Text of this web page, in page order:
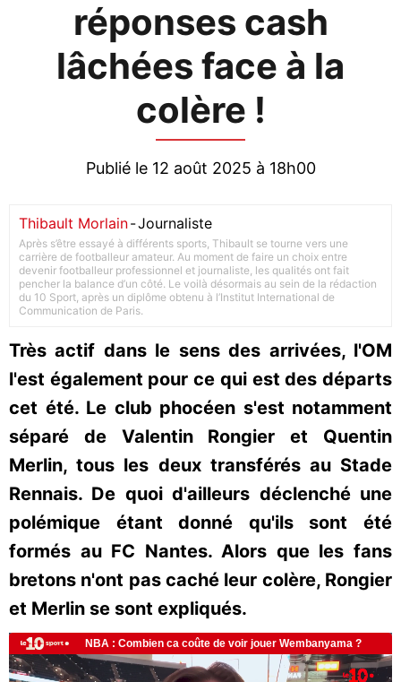
réponses cash
lâchées face à la
colère !
Publié le 12 août 2025 à 18h00
Thibault Morlain-Journaliste
Après s’être essayé à différents sports, Thibault se tourne vers une
carrière de footballeur amateur. Au moment de faire un choix entre
devenir footballeur professionnel et journaliste, les qualités ont fait
pencher la balance d’un côté. Le voilà désormais au sein de la rédaction
du 10 Sport, après un diplôme obtenu à l’Institut International de
Communication de Paris.
Très actif dans le sens des arrivées, l'OM
l'est également pour ce qui est des départs
cet été. Le club phocéen s'est notamment
séparé de Valentin Rongier et Quentin
Merlin, tous les deux transférés au Stade
Rennais. De quoi d'ailleurs déclenché une
polémique étant donné qu'ils sont été
formés au FC Nantes. Alors que les fans
bretons n'ont pas caché leur colère, Rongier
et Merlin se sont expliqués.